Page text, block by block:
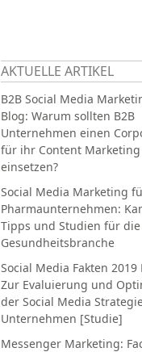
AKTUELLE ARTIKEL
B2B Social Media
Blog: Warum sollten B2B
Unternehmen einen
für ihr Content Marketing
einsetzen?
Social Media Marketing
Pharmaunternehmen:
Tipps und Studien für die
Gesundheitsbranche
Social Media Fakten 2019
Zur Evaluierung und
der Social Media
Unternehmen [Studie]
Messenger Marketing: